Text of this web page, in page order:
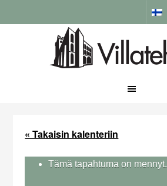
« Takaisin kalenteriin
Tämä tapahtuma on mennyt.